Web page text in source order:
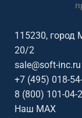
115230, город
20/2
sale@soft-inc.ru
+7 (495) 018-
8 (800) 101-04-
Наш MAX